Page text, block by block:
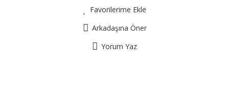
Favorilerime Ekle
Arkadaşına Öner
Yorum Yaz